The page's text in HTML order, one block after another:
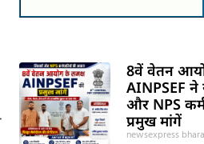
8वें वेतन
AINPSEF ने
और NPS
प्रमुख मांगें
newsexpress